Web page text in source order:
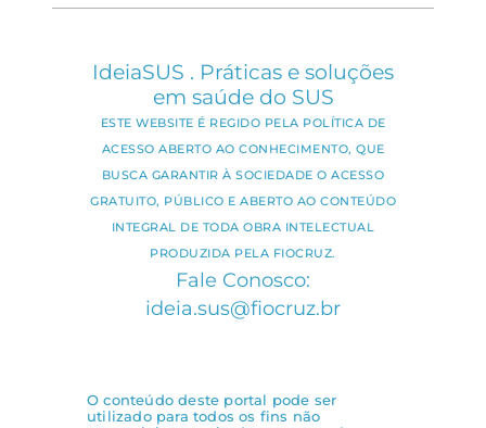
IdeiaSUS . Práticas e soluções
em saúde do SUS
ESTE WEBSITE É REGIDO PELA POLÍTICA DE
ACESSO ABERTO AO CONHECIMENTO, QUE
BUSCA GARANTIR À SOCIEDADE O ACESSO
GRATUITO, PÚBLICO E ABERTO AO CONTEÚDO
INTEGRAL DE TODA OBRA INTELECTUAL
PRODUZIDA PELA FIOCRUZ.
Fale Conosco:
ideia.sus@fiocruz.br
O conteúdo deste portal pode ser
utilizado para todos os fins não